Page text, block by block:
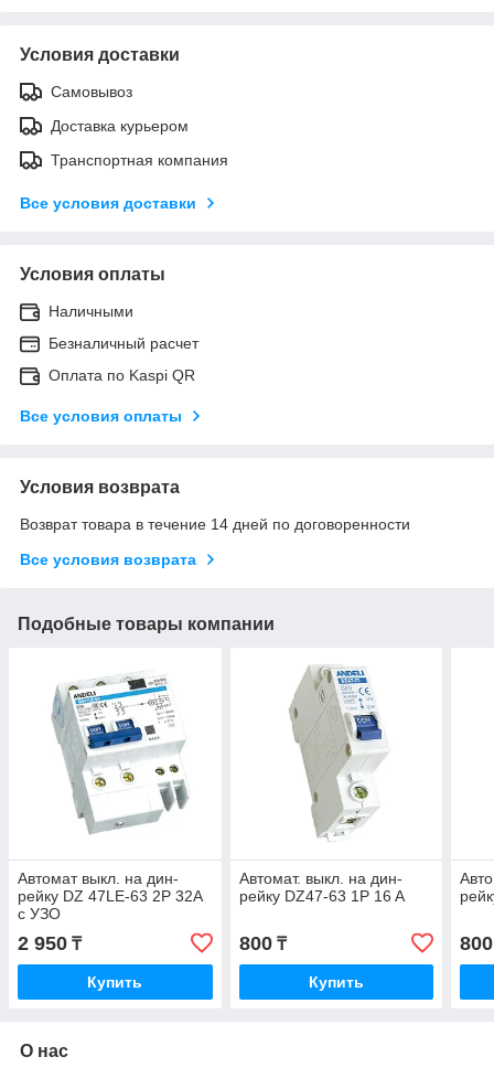
Условия доставки
Самовывоз
Доставка курьером
Транспортная компания
Все условия доставки
Условия оплаты
Наличными
Безналичный расчет
Оплата по Kaspi QR
Все условия оплаты
Условия возврата
Возврат товара в течение 14 дней по договоренности
Все условия возврата
Подобные товары компании
Автомат выкл. на дин-
рейку DZ 47LE-63 2P 32A
с УЗО
2 950 ₸
Купить
Автомат. выкл. на дин-
рейку DZ47-63 1P 16 A
800₸
Купить
800
О нас